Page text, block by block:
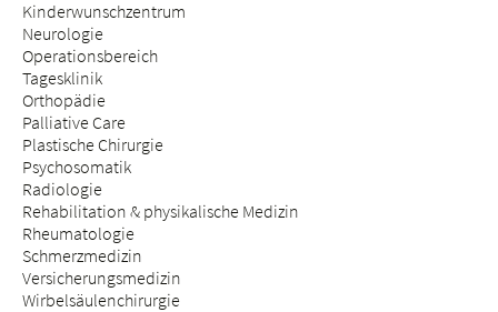
Kinderwunschzentrum
Neurologie
Operationsbereich
Tagesklinik
Orthopädie
Palliative Care
Plastische Chirurgie
Psychosomatik
Radiologie
Rehabilitation & physikalische Medizin
Rheumatologie
Schmerzmedizin
Versicherungsmedizin
Wirbelsäulenchirurgie